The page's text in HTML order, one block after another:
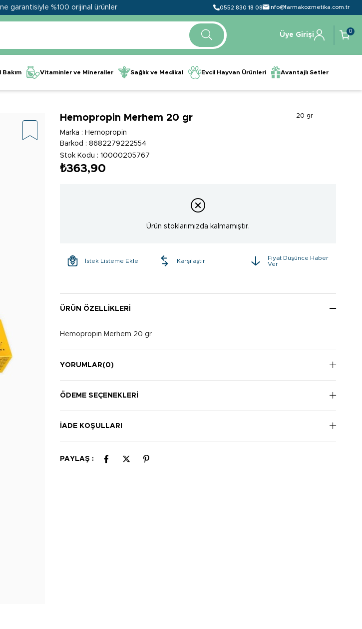
garantisiyle %100 orijinal ürünler 0552 830 18 08 info@farmakozmetika.com.tr
Üye Girişi
0
Bakım Vitaminler ve Mineraller Sağlık ve Medikal Evcil Hayvan Ürünleri Avantajlı Setler
20 gr
Hemopropin Merhem 20 gr
Marka : Hemopropin
Barkod : 8682279222554
Stok Kodu
10000205767
₺363,90
Ürün stoklarımızda kalmamıştır.
İstek Listeme Ekle Karşılaştır
Fiyat Düşünce Haber
Ver
ÜRÜN ÖZELLIKLERI
Hemopropin Merhem 20 gr
YORUMLAR(0)
ÖDEME SEÇENEKLERI
İADE KOŞULLARI
PAYLAŞ :